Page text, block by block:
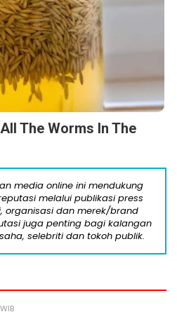
The Worms In The
media online ini mendukung
melalui publikasi press
organisasi dan merek/brand
juga penting bagi kalangan
selebriti dan tokoh publik.